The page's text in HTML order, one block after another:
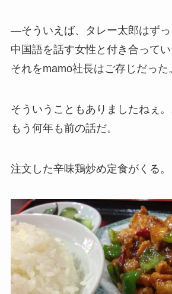
—そういえば、タレー太郎はずっ
中国語を話す女性と付き合ってい
それをmamo社長はご存じだった
そういうこともありましたねぇ。
もう何年も前の話だ。
注文した辛味鶏炒め定食がくる。